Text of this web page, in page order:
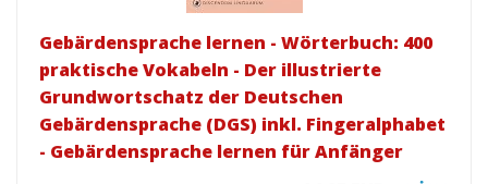
Gebärdensprache lernen - Wörterbuch: 400
praktische Vokabeln - Der illustrierte
Grundwortschatz der Deutschen
Gebärdensprache (DGS) inkl. Fingeralphabet
- Gebärdensprache lernen für Anfänger